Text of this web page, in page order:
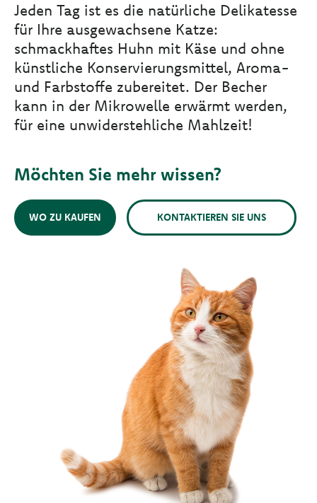
Jeden Tag ist es die natürliche Delikatesse
für Ihre ausgewachsene Katze:
schmackhaftes Huhn mit Käse und ohne
künstliche Konservierungsmittel, Aroma-
und Farbstoffe zubereitet. Der Becher
kann in der Mikrowelle erwärmt werden,
für eine unwiderstehliche Mahlzeit!
Möchten Sie mehr wissen?
WO ZU KAUFEN KONTAKTIEREN SIE UNS